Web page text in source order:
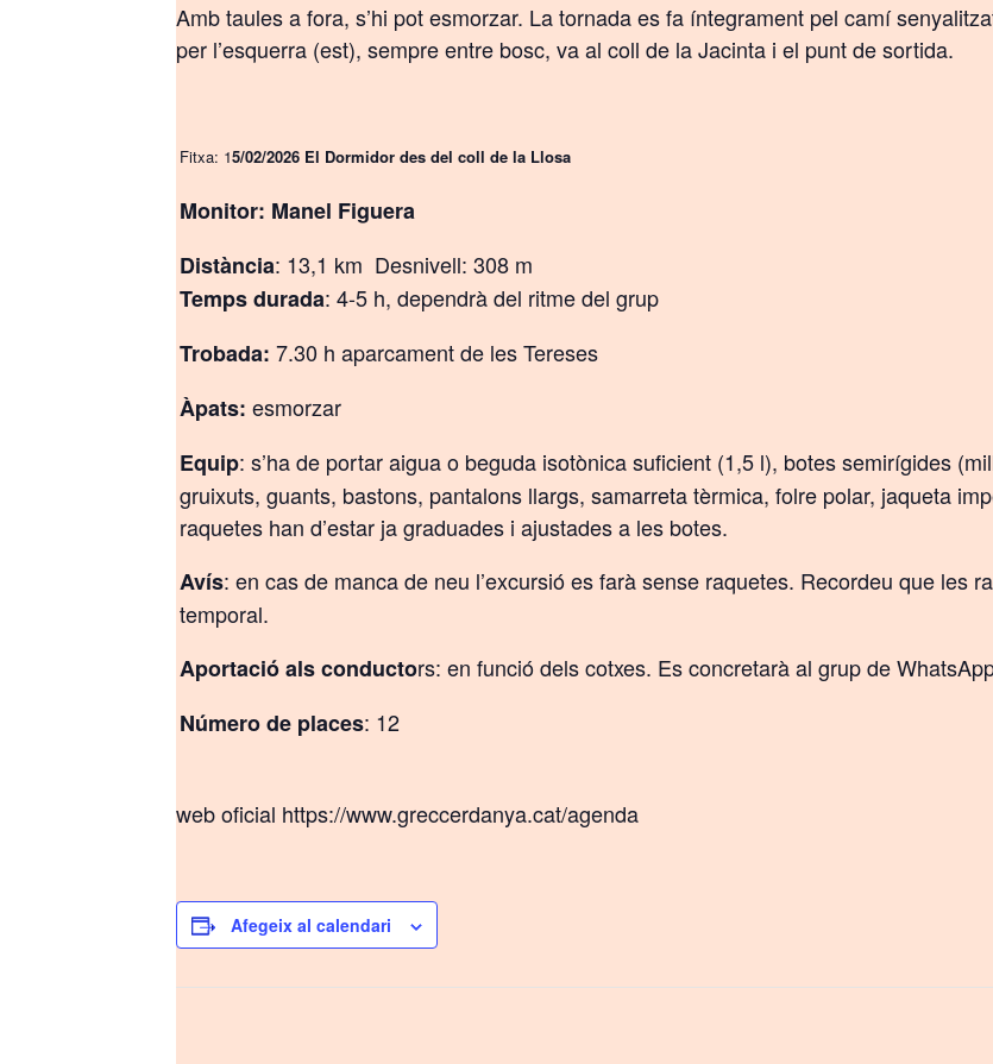
Amb taules a fora, s’hi pot esmorzar. La tornada es fa íntegrament pel camí
per l’esquerra (est), sempre entre bosc, va al coll de la Jacinta i el punt de sortida.
Fitxa: 15/02/2026 El Dormidor des del coll de la Llosa
Monitor: Manel Figuera
Distància: 13,1 km Desnivell: 308 m
Temps durada: 4-5 h, dependrà del ritme del grup
Trobada: 7.30 h aparcament de les Tereses
Àpats: esmorzar
Equip: s’ha de portar aigua o beguda isotònica suficient (1,5 l), botes semirígides
gruixuts, guants, bastons, pantalons llargs, samarreta tèrmica, folre polar, jaqueta
raquetes han d’estar ja graduades i ajustades a les botes.
Avís: en cas de manca de neu l’excursió es farà sense raquetes. Recordeu que les
temporal.
Aportació als conductors: en funció dels cotxes. Es concretarà al grup de
Número de places: 12
web oficial https://www.greccerdanya.cat/agenda
Afegeix al calendari